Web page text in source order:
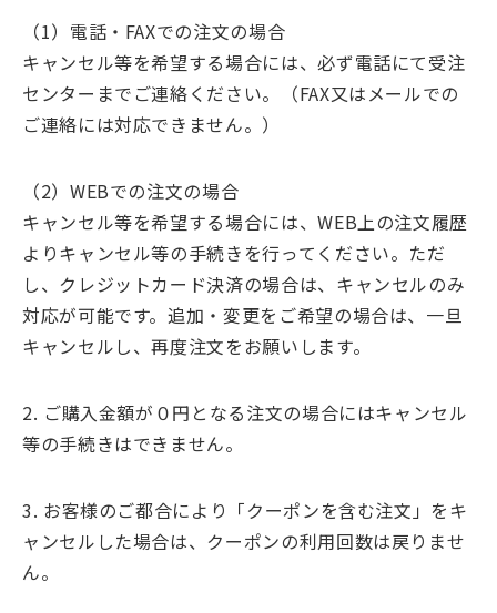
（1）電話・FAXでの注文の場合
キャンセル等を希望する場合には、必ず電話にて受注
センターまでご連絡ください。（FAX又はメールでの
ご連絡には対応できません。）
（2）WEBでの注文の場合
キャンセル等を希望する場合には、WEB上の注文履歴
よりキャンセル等の手続きを行ってください。ただ
し、クレジットカード決済の場合は、キャンセルのみ
対応が可能です。追加・変更をご希望の場合は、一旦
キャンセルし、再度注文をお願いします。
2. ご購入金額が０円となる注文の場合にはキャンセル
等の手続きはできません。
3. お客様のご都合により「クーポンを含む注文」をキ
ャンセルした場合は、クーポンの利用回数は戻りませ
ん。